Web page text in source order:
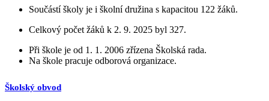
Součástí školy je i školní družina s kapacitou 122 žáků.
Celkový počet žáků k 2. 9. 2025 byl 327.
Při škole je od 1. 1. 2006 zřízena Školská rada.
Na škole pracuje odborová organizace.
Školský obvod